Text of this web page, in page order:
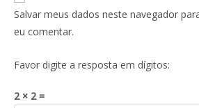
Salvar meus dados neste navegador
eu comentar.
Favor digite a resposta em dígitos:
2 × 2 =